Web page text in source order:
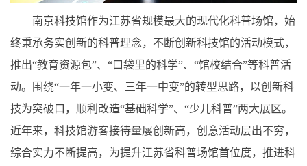
南京科技馆作为江苏省规模最大的现代化科普场馆，始
终秉承务实创新的科普理念，不断创新科技馆的活动模式，
推出“教育资源包”、“口袋里的科学”、“馆校结合”等科普活
动。围绕“一年一小变、三年一中变”的转型思路，以创新科
技为突破口，顺利改造“基础科学”、“少儿科普”两大展区。
近年来，科技馆游客接待量屡创新高，创意活动层出不穷，
综合实力不断提高，为提升江苏省科普场馆首位度，推进科